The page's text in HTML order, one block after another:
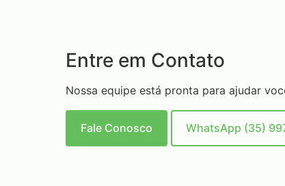
Entre em Contato
Nossa equipe está pronta para ajudar
Fale Conosco WhatsApp (35)